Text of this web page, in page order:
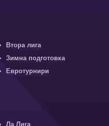
Втора лига
Зимна подготовка
Евротурнири
Ла Лига